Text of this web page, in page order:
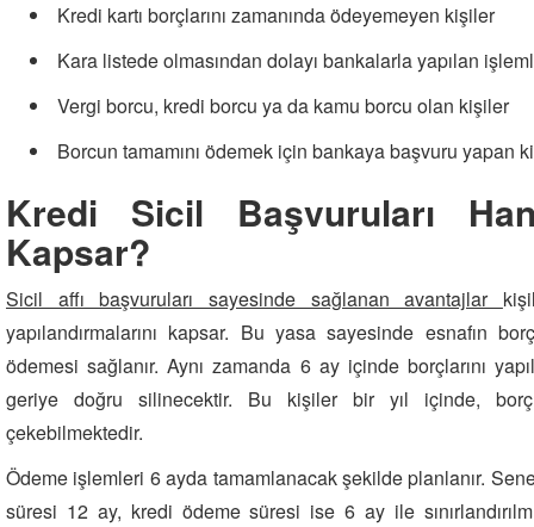
Kredi kartı borçlarını zamanında ödeyemeyen kişiler
Kara listede olmasından dolayı bankalarla yapılan
Vergi borcu, kredi borcu ya da kamu borcu olan kişiler
Borcun tamamını ödemek için bankaya başvuru yapan
Kredi Sicil Başvuruları
Kapsar?
Sicil affı başvuruları sayesinde sağlanan avantajlar
yapılandırmalarını kapsar. Bu yasa sayesinde esnafın
ödemesi sağlanır. Aynı zamanda 6 ay içinde borçlarını
geriye doğru silinecektir. Bu kişiler bir yıl içinde,
çekebilmektedir.
Ödeme işlemleri 6 ayda tamamlanacak şekilde planlanır.
süresi 12 ay, kredi ödeme süresi ise 6 ay ile